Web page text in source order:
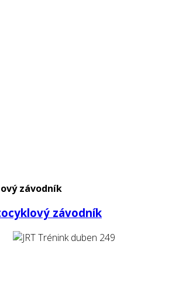
závodník
závodník